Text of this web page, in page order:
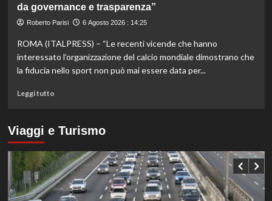
en
plein
Pellacani
agli
Europei
oro
arriva
sincro
con
Pizzini
da governance e trasparenza”
Roberto Parisi 6 Agosto 2026 : 14:25
ROMA (ITALPRESS) – “Le recenti vicende che hanno
interessato l’organizzazione del calcio mondiale dimostrano che
la fiducia nello sport non può mai essere data per...
Leggi tuttoLeggi
su
Fifa,
Priante
(Siga)
“La
credibilità
del
Viaggi e Turismo